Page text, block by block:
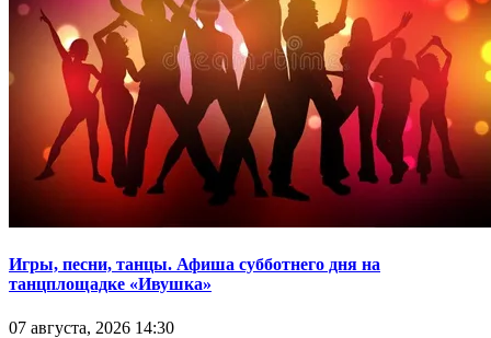
Игры, песни, танцы. Афиша субботнего дня на
танцплощадке «Ивушка»
07 августа, 2026 14:30